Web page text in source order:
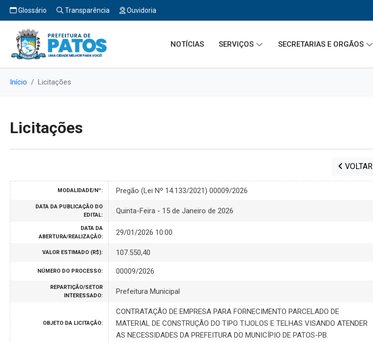
Glossário Transparência Ouvidoria
NOTÍCIAS SERVIÇOS SECRETARIAS E ORGÃOS
Início Licitações
Licitações
VOLTAR
MODALIDADE/Nº: Pregão (Lei Nº 14.133/2021) 00009/2026
DATA DA PUBLICAÇÃO DO
EDITAL:
Quinta-Feira - 15 de Janeiro de 2026
DATA DA
ABERTURA/REALIZAÇÃO:
29/01/2026 10:00
VALOR ESTIMADO (R$): 107.550,40
NÚMERO DO PROCESSO: 00009/2026
REPARTIÇÃO/SETOR
INTERESSADO:
Prefeitura Municipal
OBJETO DA LICITAÇÃO:
CONTRATAÇÃO DE EMPRESA PARA FORNECIMENTO PARCELADO DE
MATERIAL DE CONSTRUÇÃO DO TIPO TIJOLOS E TELHAS VISANDO ATENDER
AS NECESSIDADES DA PREFEITURA DO MUNICÍPIO DE PATOS-PB.